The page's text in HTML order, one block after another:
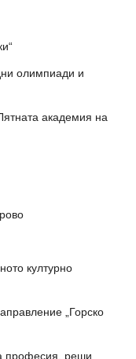
олимпиади и
академия на
културно
„Горско
професия, реши